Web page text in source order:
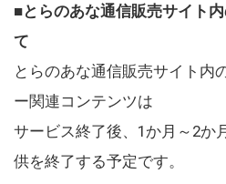
■とらのあな通信販売サイト
て
とらのあな通信販売サイト内
ー関連コンテンツは
サービス終了後、1か月～2か
供を終了する予定です。